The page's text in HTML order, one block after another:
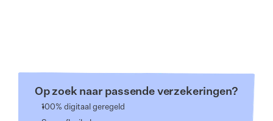
Op zoek naar passende verzekeringen?
100% digitaal geregeld